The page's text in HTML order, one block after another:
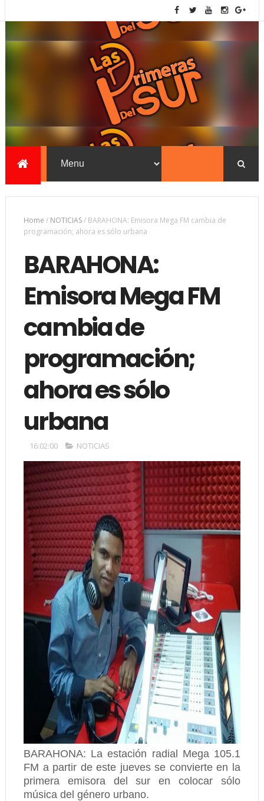
Home / NOTICIAS/ BARAHONA: Emisora Mega FM cambia de
programación; ahora es sólo urbana
BARAHONA:
Emisora Mega FM
cambia de
programación;
ahora es sólo
urbana
16:02:00 NOTICIAS
BARAHONA: La estación radial Mega 105.1
FM a partir de este jueves se convierte en la
primera emisora del sur en colocar sólo
música del género urbano.